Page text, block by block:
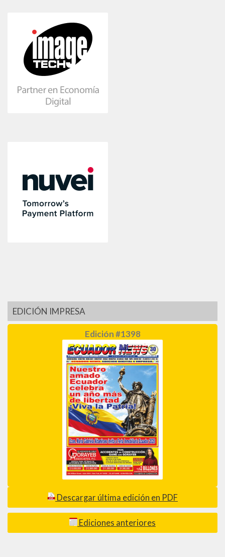
EDICIÓN IMPRESA
Edición #1398
Descargar última edición en PDF
Ediciones anteriores